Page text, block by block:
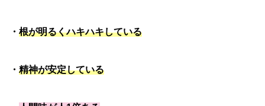
・ 根が明るくハキハキしている
・ 精神が安定している